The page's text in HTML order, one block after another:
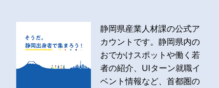
静岡県産業人材課の公式ア
カウントです。静岡県内の
おでかけスポットや働く若
者の紹介、UIターン就職イ
ベント情報など、首都圏の